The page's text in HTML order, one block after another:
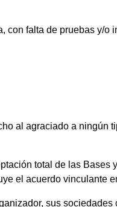
con falta de pruebas y/o
al agraciado a ningún
total de las Bases
el acuerdo vinculante
sus